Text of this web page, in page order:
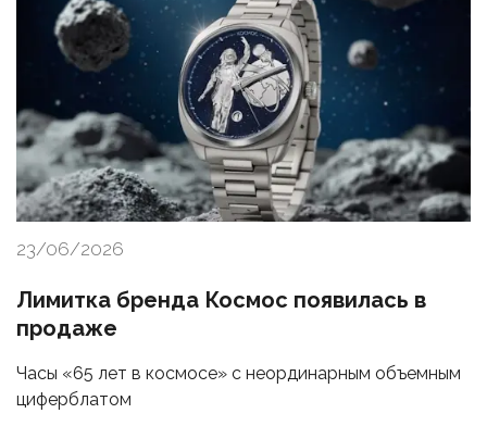
23/06/2026
Лимитка бренда Космос появилась в
продаже
Часы «65 лет в космосе» с неординарным объемным
циферблатом